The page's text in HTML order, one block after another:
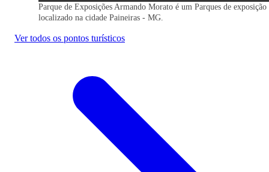
Parque de Exposições Armando Morato é um Parques de exposição
localizado na cidade Paineiras - MG.
Ver todos os pontos turísticos